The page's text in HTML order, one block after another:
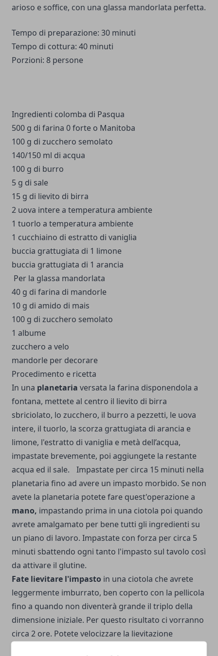
arioso e soffice, con una glassa mandorlata perfetta.
Tempo di preparazione: 30 minuti
Tempo di cottura: 40 minuti
Porzioni: 8 persone
Ingredienti colomba di Pasqua
500 g di farina 0 forte o Manitoba
100 g di zucchero semolato
140/150 ml di acqua
100 g di burro
5 g di sale
15 g di lievito di birra
2 uova intere a temperatura ambiente
1 tuorlo a temperatura ambiente
1 cucchiaino di estratto di vaniglia
buccia grattugiata di 1 limone
buccia grattugiata di 1 arancia
Per la glassa mandorlata
40 g di farina di mandorle
10 g di amido di mais
100 g di zucchero semolato
1 albume
zucchero a velo
mandorle per decorare
Procedimento e ricetta
In una planetaria versata la farina disponendola a
fontana, mettete al centro il lievito di birra
sbriciolato, lo zucchero, il burro a pezzetti, le uova
intere, il tuorlo, la scorza grattugiata di arancia e
limone, l'estratto di vaniglia e metà dell’acqua,
impastate brevemente, poi aggiungete la restante
acqua ed il sale. Impastate per circa 15 minuti nella
planetaria fino ad avere un impasto morbido. Se non
avete la planetaria potete fare quest'operazione a
mano, impastando prima in una ciotola poi quando
avrete amalgamato per bene tutti gli ingredienti su
un piano di lavoro. Impastate con forza per circa 5
minuti sbattendo ogni tanto l'impasto sul tavolo così
da attivare il glutine.
Fate lievitare l'impasto in una ciotola che avrete
leggermente imburrato, ben coperto con la pellicola
fino a quando non diventerà grande il triplo della
dimensione iniziale. Per questo risultato ci vorranno
circa 2 ore. Potete velocizzare la lievitazione